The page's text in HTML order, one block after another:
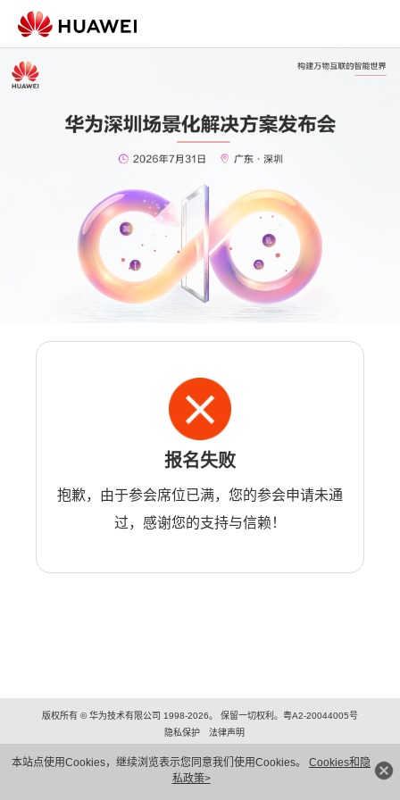
本站点使用Cookies，继续浏览表示您同意我们使用Cookies。 Cookies和隐
私政策>
报名失败
抱歉，由于参会席位已满，您的参会申请未通
过，感谢您的支持与信赖！
版权所有 © 华为技术有限公司 1998-2026。 保留一切权利。粤A2-20044005号
隐私保护
法律声明